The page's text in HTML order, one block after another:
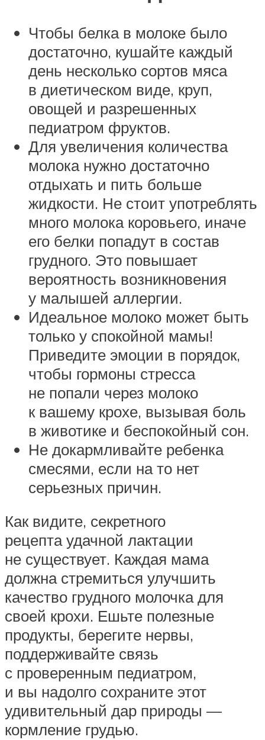
Чтобы белка в молоке было
достаточно, кушайте каждый
день несколько сортов мяса
в диетическом виде, круп,
овощей и разрешенных
педиатром фруктов.
Для увеличения количества
молока нужно достаточно
отдыхать и пить больше
жидкости. Не стоит употреблять
много молока коровьего, иначе
его белки попадут в состав
грудного. Это повышает
вероятность возникновения
у малышей аллергии.
Идеальное молоко может быть
только у спокойной мамы!
Приведите эмоции в порядок,
чтобы гормоны стресса
не попали через молоко
к вашему крохе, вызывая боль
в животике и беспокойный сон.
Не докармливайте ребенка
смесями, если на то нет
серьезных причин.
Как видите, секретного
рецепта удачной лактации
не существует. Каждая мама
должна стремиться улучшить
качество грудного молочка для
своей крохи. Ешьте полезные
продукты, берегите нервы,
поддерживайте связь
с проверенным педиатром,
и вы надолго сохраните этот
удивительный дар природы —
кормление грудью.